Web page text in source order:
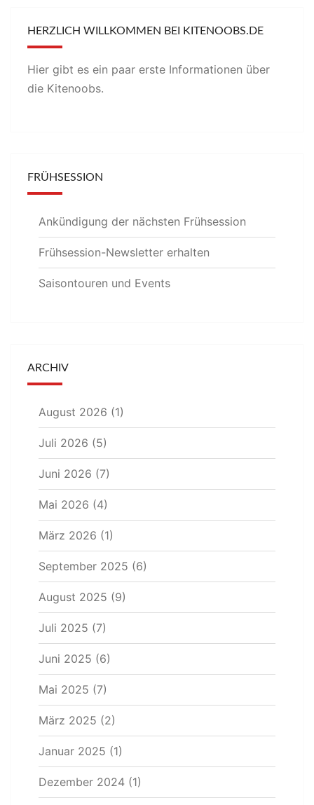
HERZLICH WILLKOMMEN BEI KITENOOBS.DE
Hier gibt es ein paar erste Informationen über
die Kitenoobs.
FRÜHSESSION
Ankündigung der nächsten Frühsession
Frühsession-Newsletter erhalten
Saisontouren und Events
ARCHIV
August 2026 (1)
Juli 2026 (5)
Juni 2026 (7)
Mai 2026 (4)
März 2026 (1)
September 2025 (6)
August 2025 (9)
Juli 2025 (7)
Juni 2025 (6)
Mai 2025 (7)
März 2025 (2)
Januar 2025 (1)
Dezember 2024 (1)